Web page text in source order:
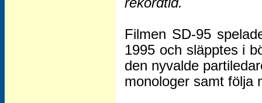
rekordtid.
Filmen SD-95
1995 och släpptes i
den nyvalde
monologer samt följa